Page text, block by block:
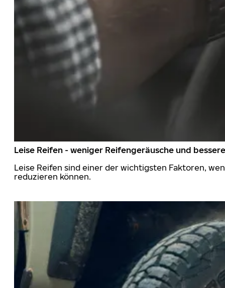
Leise Reifen - weniger Reifengeräusche und
Leise Reifen sind einer der wichtigsten Faktoren,
reduzieren können.